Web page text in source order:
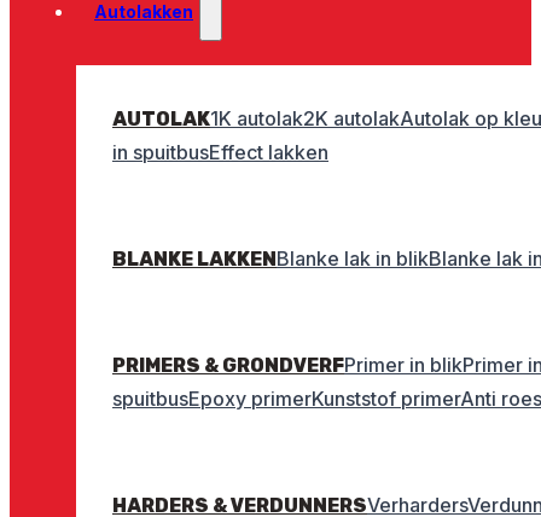
Autolakken
AUTOLAK1K autolak2K autolakAutolak op
in spuitbusEffect lakken
BLANKE LAKKENBlanke lak in blikBlanke lak
PRIMERS & GRONDVERFPrimer in blikPrimer
spuitbusEpoxy primerKunststof primerAnti
HARDERS & VERDUNNERSVerharders